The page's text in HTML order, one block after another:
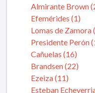
Almirante Brown
Efemérides (1)
Lomas de Zamora
Presidente Perón
Cañuelas (16)
Brandsen (22)
Ezeiza (11)
Esteban